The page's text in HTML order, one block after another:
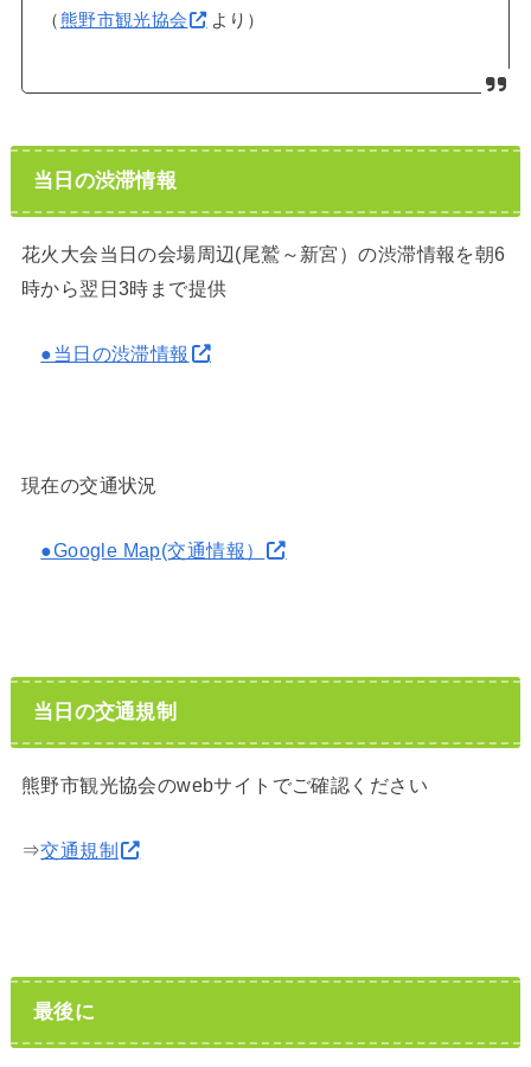
（熊野市観光協会 より）
当日の渋滞情報
花火大会当日の会場周辺(尾鷲～新宮）の渋滞情報を朝6
時から翌日3時まで提供
●当日の渋滞情報
現在の交通状況
●Google Map(交通情報）
当日の交通規制
熊野市観光協会のwebサイトでご確認ください
⇒交通規制
最後に